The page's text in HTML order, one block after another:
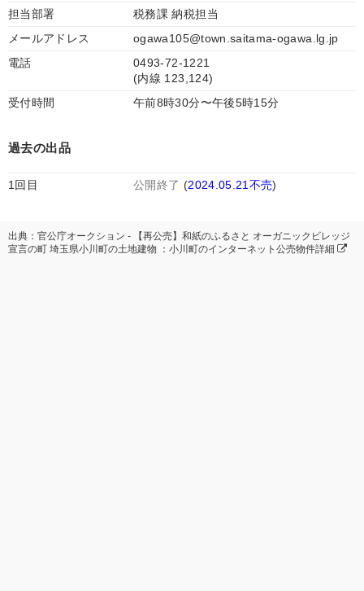
担当部署
税務課 納税担当
メールアドレス
ogawa105@town.saitama-ogawa.lg.jp
電話
0493-72-1221
(内線 123,124)
受付時間
午前8時30分〜午後5時15分
過去の出品
1回目 公開終了 (2024.05.21不売)
出典：官公庁オークション - 【再公売】和紙のふるさと オーガニックビレッジ
宣言の町 埼玉県小川町の土地建物 ：小川町のインターネット公売物件詳細